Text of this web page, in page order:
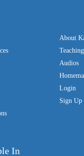
About
Audios
Login
Sign Up
In